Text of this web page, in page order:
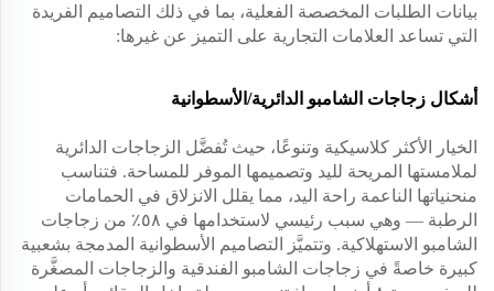
بيانات الطلبات المخصصة الفعلية، بما في ذلك التصاميم الفريدة
التي تساعد العلامات التجارية على التميز عن غيرها:
أشكال زجاجات الشامبو الدائرية/الأسطوانية
الخيار الأكثر كلاسيكية وتنوعًا، حيث تُفضَّل الزجاجات الدائرية
لملامستها المريحة لليد وتصميمها الموفر للمساحة. فتناسب
منحنياتها الناعمة راحة اليد، مما يقلل الانزلاق في الحمامات
الرطبة — وهي سبب رئيسي لاستخدامها في ٥٨٪ من زجاجات
الشامبو الاستهلاكية. وتتميَّز التصاميم الأسطوانية المدمجة بشعبية
كبيرة خاصةً في زجاجات الشامبو الفندقية والزجاجات المصغَّرة